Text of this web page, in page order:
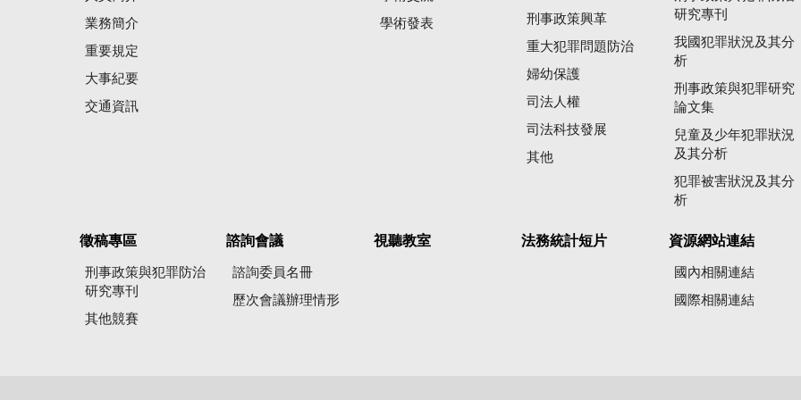
業務簡介
重要規定
大事紀要
交通資訊
學術發表 刑事政策興革
重大犯罪問題防治
婦幼保護
司法人權
司法科技發展
其他
研究專刊
我國犯罪狀況及其分
析
刑事政策與犯罪研究
論文集
兒童及少年犯罪狀況
及其分析
犯罪被害狀況及其分
析
徵稿專區
刑事政策與犯罪防治
研究專刊
其他競賽
諮詢會議
諮詢委員名冊
歷次會議辦理情形
視聽教室 法務統計短片 資源網站連結
國內相關連結
國際相關連結